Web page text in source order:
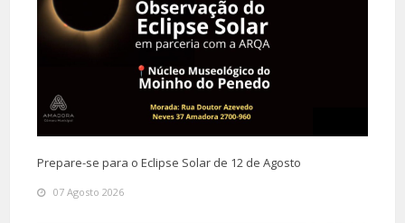
Prepare-se para o Eclipse Solar de 12 de Agosto
07 Agosto 2026